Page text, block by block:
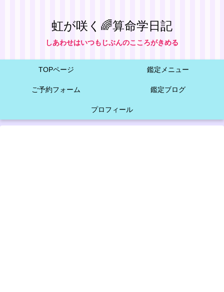
虹が咲く🌈算命学日記
しあわせはいつもじぶんのこころがきめる
TOPページ 鑑定メニュー
ご予約フォーム 鑑定ブログ
プロフィール